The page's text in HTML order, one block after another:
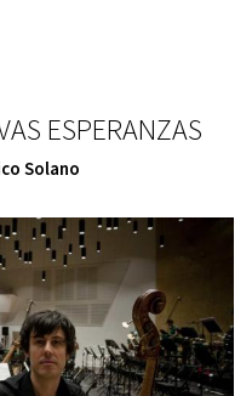
ESPERANZAS
Solano